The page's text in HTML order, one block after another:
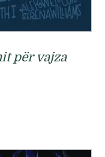
për vajza